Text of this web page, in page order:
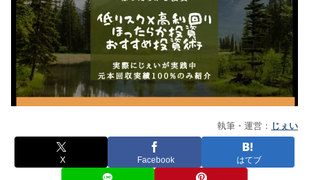
執筆・運営： じぇい
X Facebook はてブ